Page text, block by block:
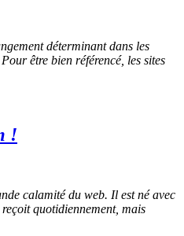
déterminant dans les
être bien référencé, les sites
!
calamité du web. Il est né avec
quotidiennement, mais